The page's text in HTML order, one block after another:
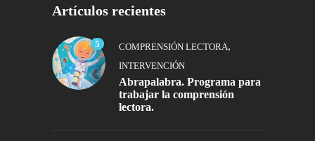
Artículos recientes
5 COMPRENSIÓN LECTORA,
INTERVENCIÓN
Abrapalabra. Programa para
trabajar la comprensión
lectora.